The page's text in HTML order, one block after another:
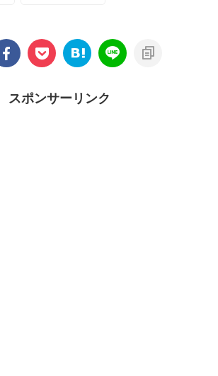
スポンサーリンク